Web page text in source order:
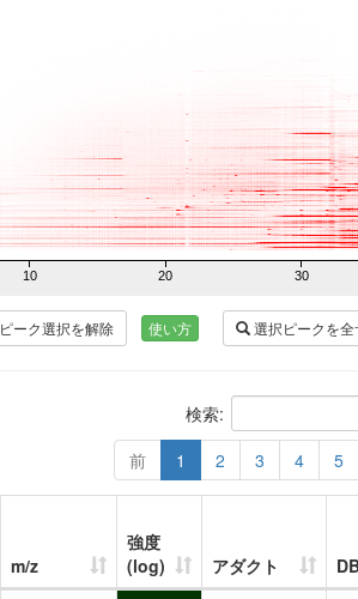
10 20 30
ピーク選択を解除 使い方 選択ピークを
検索:
前
1 2 3 4 5
m/z
強度
(log)
アダクト